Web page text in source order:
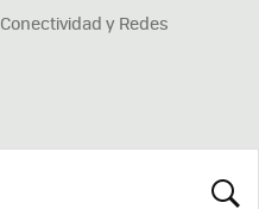
Conectividad y Redes